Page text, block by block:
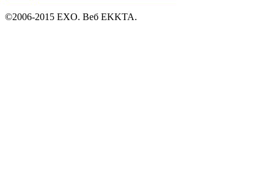
©2006-2015 EXO. Веб EKKTA.